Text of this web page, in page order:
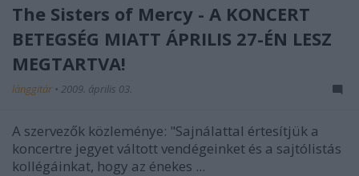
The Sisters of Mercy - A KONCERT
BETEGSÉG MIATT ÁPRILIS 27-ÉN LESZ
MEGTARTVA!
lánggitár • 2009. április 03.
A szervezők közleménye: "Sajnálattal értesítjük a
koncertre jegyet váltott vendégeinket és a sajtólistás
kollégáinkat, hogy az énekes ...